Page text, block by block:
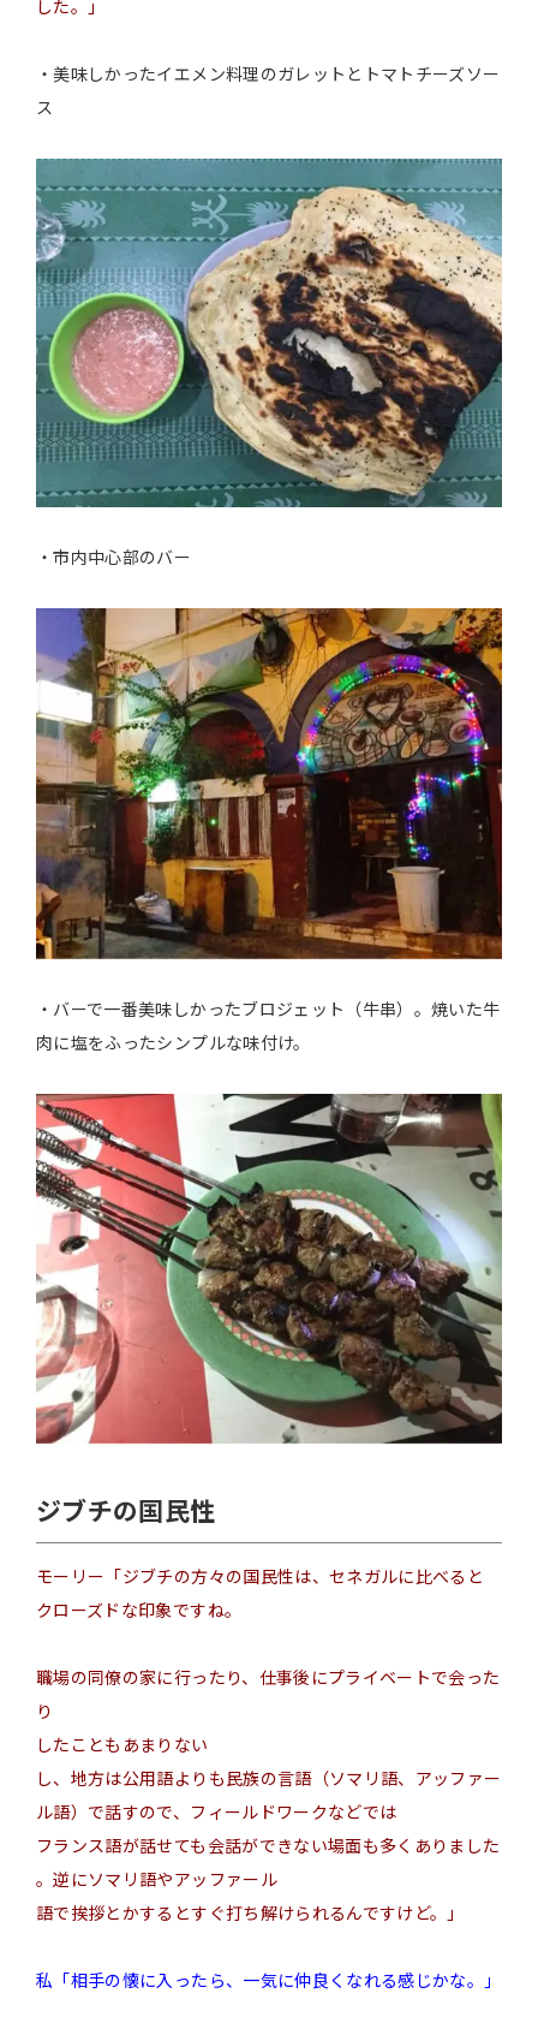
した。 」
・美味しかったイエメン料理のガレットとトマトチーズソー
ス
・市内中心部のバー
・バーで一番美味しかったブロジェット（牛串）。焼いた牛
肉に塩をふったシンプルな味付け。
ジブチの国民性
モーリー「ジブチの方々の国民性は、セネガルに比べると
クローズ ドな印象ですね。
職場の同僚の家に行ったり、仕事後にプライベートで会った
り
したこともあまりない
し、地方は公用語よりも民族の言語（ソマリ語、アッファー
ル語）で話すので、
フィールドワークなどでは
フランス語が話せても会話ができない場面も多くありました
。逆にソマリ語やアッファー ル
語で挨拶とかするとすぐ打ち解けられるんですけど。」
私「相手の懐に入ったら、一気に仲良くなれる感じかな。」